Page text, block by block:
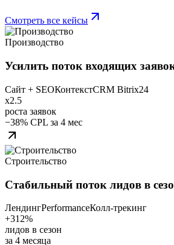
Смотреть все кейсы
Производство
Усилить поток входящих
Сайт + SEOКонтекстCRM Bitrix24
x2.5
роста заявок
−38% CPL за 4 мес
Строительство
Стабильный поток лидов в
ЛендингPerformanceКолл‑трекинг
+312%
лидов в сезон
за 4 месяца